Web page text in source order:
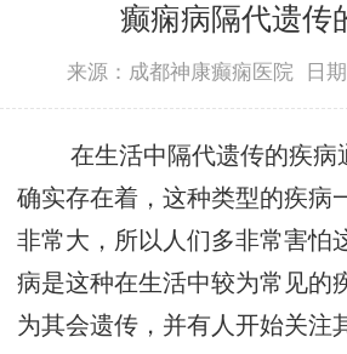
癫痫病隔代遗传
来源：成都神康癫痫医院 日
在生活中隔代遗传的疾病
确实存在着，这种类型的疾病
非常大，所以人们多非常害怕
病是这种在生活中较为常见的
为其会遗传，并有人开始关注